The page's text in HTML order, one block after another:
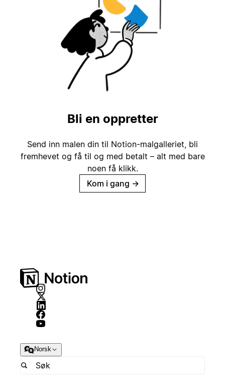
Bli en oppretter
Send inn malen din til Notion-malgalleriet, bli
fremhevet og få til og med betalt – alt med bare
noen få klikk.
Kom i gang →
Norsk